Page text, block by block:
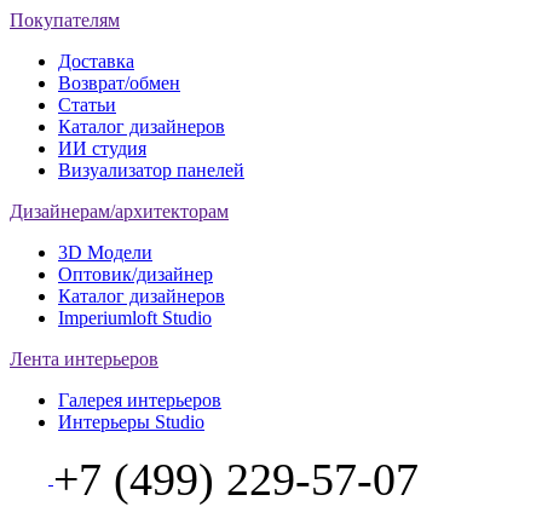
Покупателям
Доставка
Возврат/обмен
Статьи
Каталог дизайнеров
ИИ студия
Визуализатор панелей
Дизайнерам/архитекторам
3D Модели
Оптовик/дизайнер
Каталог дизайнеров
Imperiumloft Studio
Лента интерьеров
Галерея интерьеров
Интерьеры Studio
+7 (499) 229-57-07